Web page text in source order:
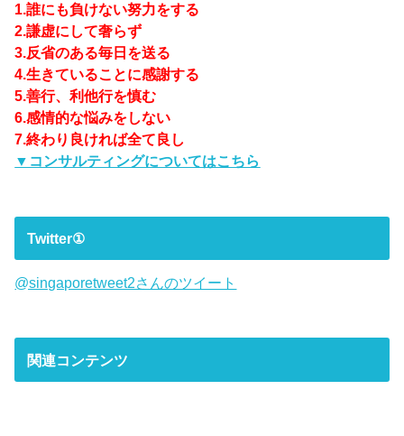
1.誰にも負けない努力をする
2.謙虚にして奢らず
3.反省のある毎日を送る
4.生きていることに感謝する
5.善行、利他行を慎む
6.感情的な悩みをしない
7.終わり良ければ全て良し
▼コンサルティングについてはこちら
Twitter①
@singaporetweet2さんのツイート
関連コンテンツ